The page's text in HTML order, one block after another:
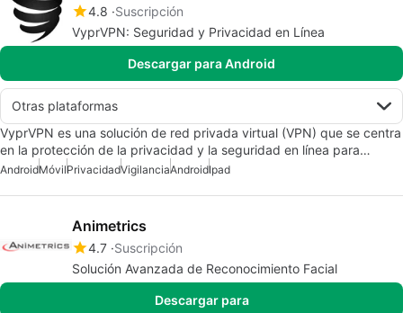
4.8 Suscripción
VyprVPN: Seguridad y Privacidad en Línea
Descargar para Android
Otras plataformas
VyprVPN es una solución de red privada virtual (VPN) que se centra
en la protección de la privacidad y la seguridad en línea para…
AndroidMóvilPrivacidadVigilanciaAndroidIpad
Animetrics
4.7 Suscripción
Solución Avanzada de Reconocimiento Facial
Descargar para